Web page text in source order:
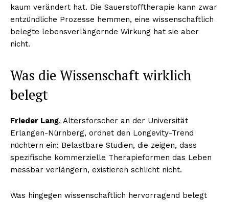
kaum verändert hat. Die Sauerstofftherapie kann zwar
entzündliche Prozesse hemmen, eine wissenschaftlich
belegte lebensverlängernde Wirkung hat sie aber
nicht.
Was die Wissenschaft wirklich
belegt
Frieder Lang, Altersforscher an der Universität
Erlangen-Nürnberg, ordnet den Longevity-Trend
nüchtern ein: Belastbare Studien, die zeigen, dass
spezifische kommerzielle Therapieformen das Leben
messbar verlängern, existieren schlicht nicht.
Was hingegen wissenschaftlich hervorragend belegt